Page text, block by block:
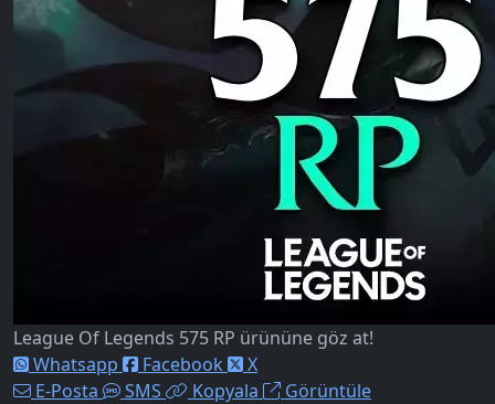
League Of Legends 575 RP ürününe göz at!
Whatsapp
Facebook
X
E-Posta
SMS Kopyala Görüntüle